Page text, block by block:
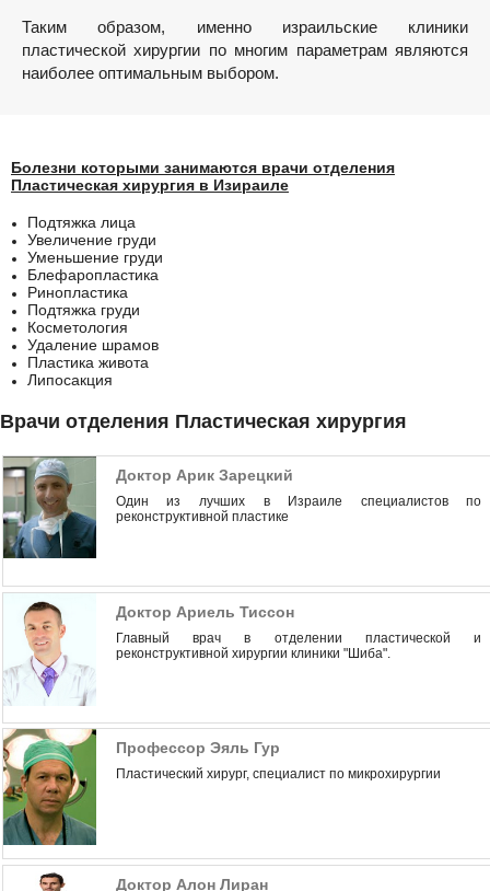
Таким образом, именно израильские клиники
пластической хирургии по многим параметрам являются
наиболее оптимальным выбором.
Болезни которыми занимаются врачи отделения
Пластическая хирургия в Изираиле
Подтяжка лица
Увеличение груди
Уменьшение груди
Блефаропластика
Ринопластика
Подтяжка груди
Косметология
Удаление шрамов
Пластика живота
Липосакция
Врачи отделения Пластическая хирургия
Доктор Арик Зарецкий
Один из лучших в Израиле специалистов по
реконструктивной пластике
Доктор Ариель Тиссон
Главный врач в отделении пластической и
реконструктивной хирургии клиники "Шиба".
Профессор Эяль Гур
Пластический хирург, специалист по микрохирургии
Доктор Алон Лиран